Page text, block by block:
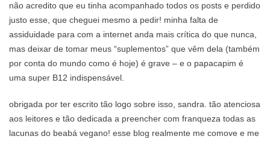
não acredito que eu tinha acompanhado todos os posts e perdido
justo esse, que cheguei mesmo a pedir! minha falta de
assiduidade para com a internet anda mais crítica do que nunca,
mas deixar de tomar meus “suplementos” que vêm dela (também
por conta do mundo como é hoje) é grave – e o papacapim é
uma super B12 indispensável.
obrigada por ter escrito tão logo sobre isso, sandra. tão atenciosa
aos leitores e tão dedicada a preencher com franqueza todas as
lacunas do beabá vegano! esse blog realmente me comove e me